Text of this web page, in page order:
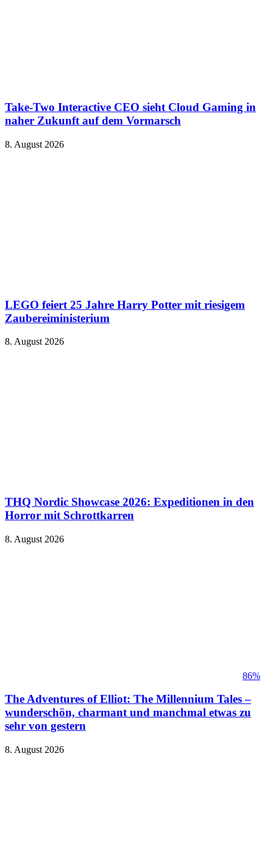
Take-Two Interactive CEO sieht Cloud Gaming in
naher Zukunft auf dem Vormarsch
8. August 2026
LEGO feiert 25 Jahre Harry Potter mit riesigem
Zaubereiministerium
8. August 2026
THQ Nordic Showcase 2026: Expeditionen in den
Horror mit Schrottkarren
8. August 2026
86%
The Adventures of Elliot: The Millennium Tales –
wunderschön, charmant und manchmal etwas zu
sehr von gestern
8. August 2026